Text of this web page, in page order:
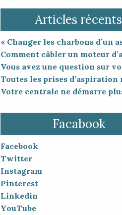
Articles récents
Facabook
Facebook
Twitter
Instagram
Pinterest
Linkedin
YouTube